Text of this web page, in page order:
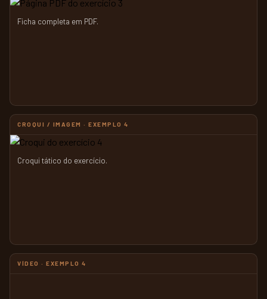
Ficha completa em PDF.
CROQUI / IMAGEM · EXEMPLO 4
Croqui tático do exercício.
VÍDEO · EXEMPLO 4